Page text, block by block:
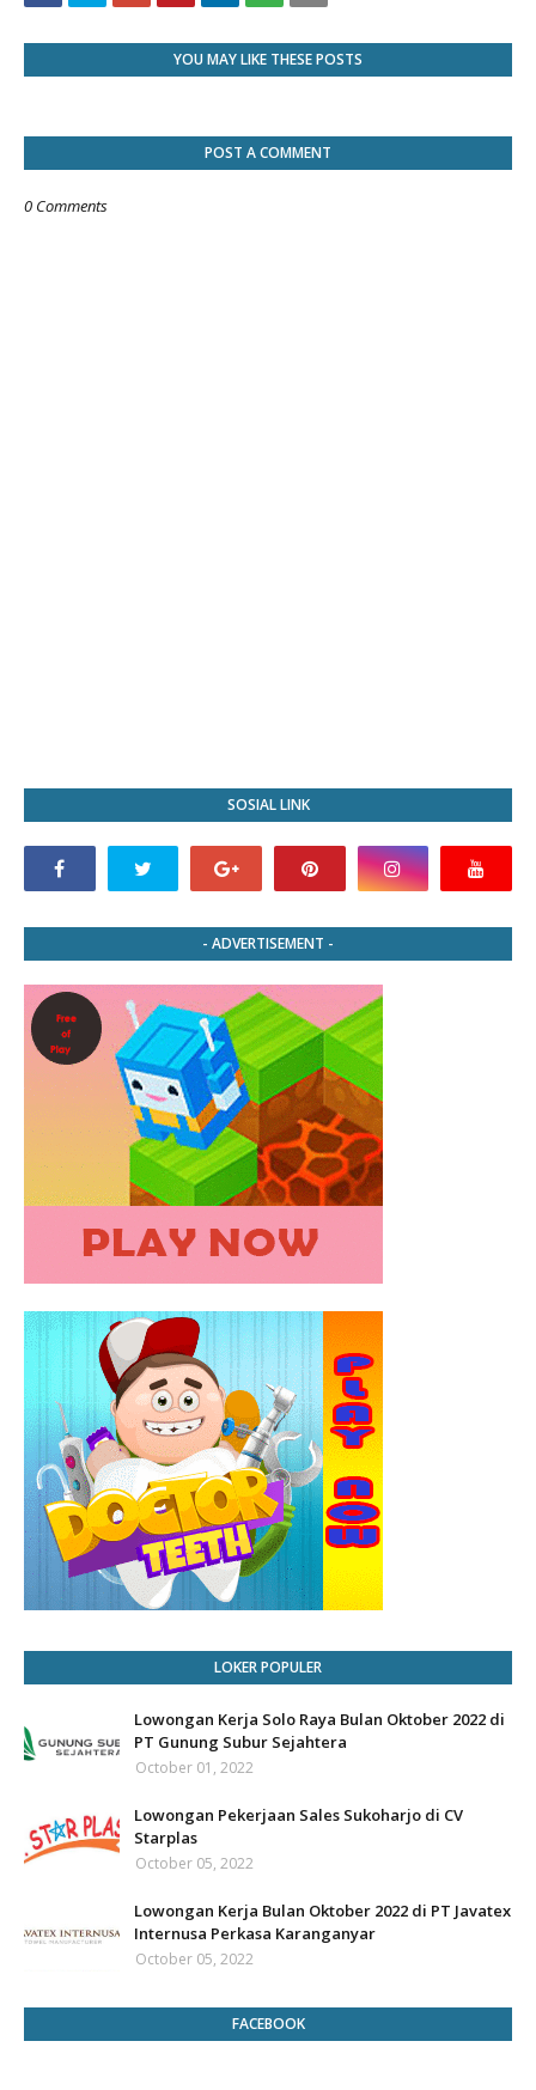
YOU MAY LIKE THESE POSTS
POST A COMMENT
0 Comments
SOSIAL LINK
- ADVERTISEMENT -
LOKER POPULER
Lowongan Kerja Solo Raya Bulan Oktober 2022 di
PT Gunung Subur Sejahtera
October 01, 2022
Lowongan Pekerjaan Sales Sukoharjo di CV
Starplas
October 05, 2022
Lowongan Kerja Bulan Oktober 2022 di PT Javatex
Internusa Perkasa Karanganyar
October 05, 2022
FACEBOOK